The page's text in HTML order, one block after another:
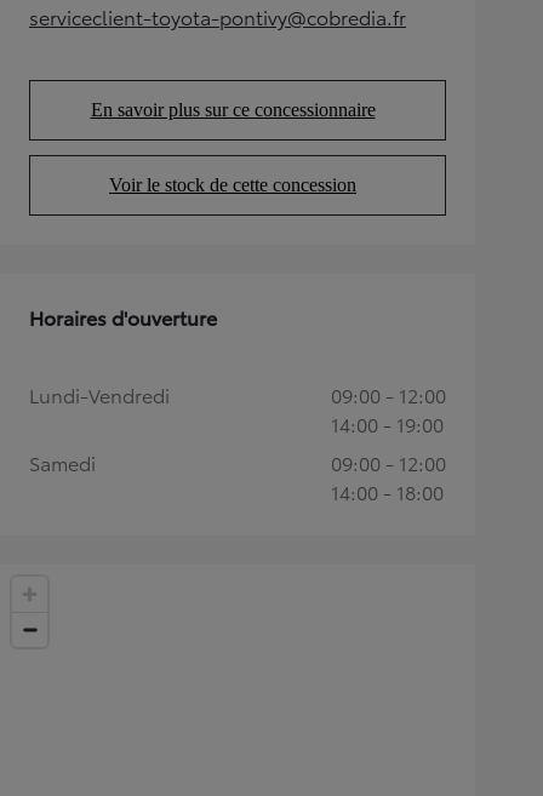
serviceclient-toyota-pontivy@cobredia.fr
(Opens in new tab)
En savoir plus sur ce concessionnaire
(Opens in new tab)
Voir le stock de cette concession
(Opens in new tab)
Horaires d'ouverture
Lundi-Vendredi
09:00 - 12:00
14:00 - 19:00
Samedi
09:00 - 12:00
14:00 - 18:00